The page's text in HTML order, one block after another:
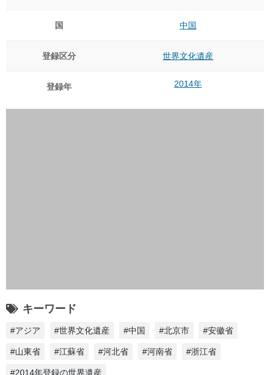
国 中国
登録区分 世界文化遺産
登録年 2014年
キーワード
#アジア #世界文化遺産 #中国 #北京市 #安徽省
#山東省 #江蘇省 #河北省 #河南省 #浙江省
#2014年登録の世界遺産